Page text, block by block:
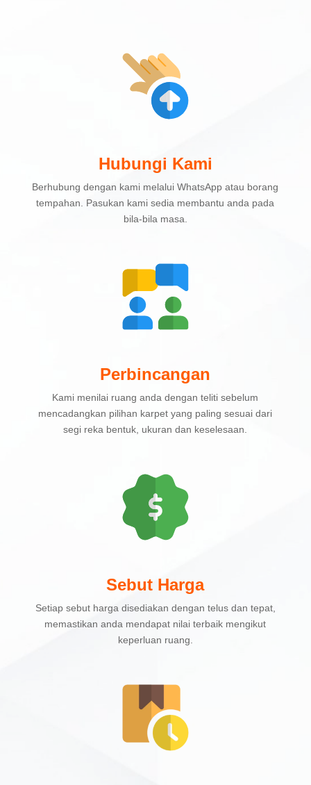
Hubungi Kami
Berhubung dengan kami melalui WhatsApp atau borang
tempahan. Pasukan kami sedia membantu anda pada
bila-bila masa.
Perbincangan
Kami menilai ruang anda dengan teliti sebelum
mencadangkan pilihan karpet yang paling sesuai dari
segi reka bentuk, ukuran dan keselesaan.
Sebut Harga
Setiap sebut harga disediakan dengan telus dan tepat,
memastikan anda mendapat nilai terbaik mengikut
keperluan ruang.